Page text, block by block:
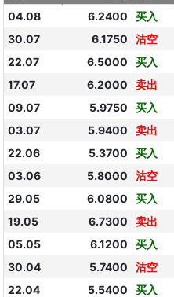
04.08 6.2400 买入
30.07
6.1750 沽空
22.07
6.5000 买入
17.07
6.2000 卖出
09.07
5.9750 买入
03.07
5.9400 卖出
22.06
5.3700 买入
03.06
5.8000 沽空
29.05
6.0800 买入
19.05
6.7300 卖出
05.05
6.1200 买入
30.04
5.7400 沽空
22.04
5.5400 买入